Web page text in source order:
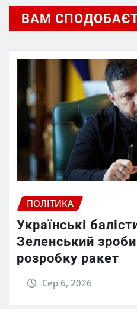
ВАМ
ПОЛІТИКА
Українські
Зеленський
розробку ракет
Сер 6, 2026